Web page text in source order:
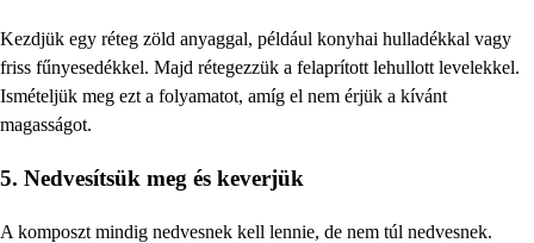
Kezdjük egy réteg zöld anyaggal, például konyhai hulladékkal vagy
friss fűnyesedékkel. Majd rétegezzük a felaprított lehullott levelekkel.
Ismételjük meg ezt a folyamatot, amíg el nem érjük a kívánt
magasságot.
5. Nedvesítsük meg és keverjük
A komposzt mindig nedvesnek kell lennie, de nem túl nedvesnek.